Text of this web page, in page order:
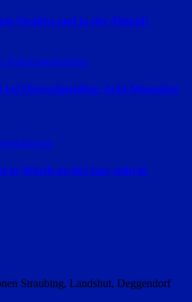
Straßen und in der Altstadt
Polizeimeldungen
Oberschneiding: Acht Menschen
in Wörth an der Isar steht in
Straubing, Landshut, Deggendorf